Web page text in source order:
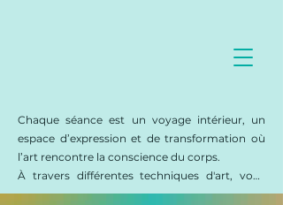
Chaque séance est un voyage intérieur, un
espace d’expression et de transformation où
l’art rencontre la conscience du corps.
À travers différentes techniques d'art, vous
entrez en dialogue avec vos émotions, vos